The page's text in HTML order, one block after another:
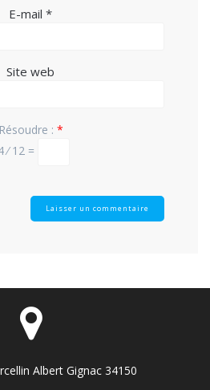
E-mail *
Site web
Résoudre : *
⁄ 12 =
Albert Gignac 34150